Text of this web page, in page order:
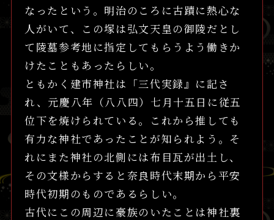
なったという。明治のころに古蹟に熱心な
人がいて、この塚は弘文天皇の御陵だとし
て陵墓参考地に指定してもらうよう働きか
けたこともあったらしい。
ともかく建市神社は「三代実録』に記さ
れ、元慶八年（八八四）七月十五日に従五
位下を焼けられている。これから推しても
有力な神社であったことが知られよう。そ
れにまた神社の北側には布目瓦が出土し、
その文様からすると奈良時代末期から平安
時代初期のものであるらしい。
古代にこの周辺に豪族のいたことは神社裏